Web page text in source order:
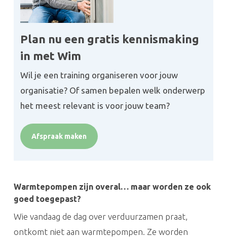
Warmtepompen zijn overal… maar worden ze ook
goed toegepast?
Wie vandaag de dag over verduurzamen praat,
ontkomt niet aan warmtepompen. Ze worden
Plan nu een gratis kennismaking
in met Wim
Wil je een training organiseren voor jouw
organisatie? Of samen bepalen welk onderwerp
het meest relevant is voor jouw team?
Afspraak maken